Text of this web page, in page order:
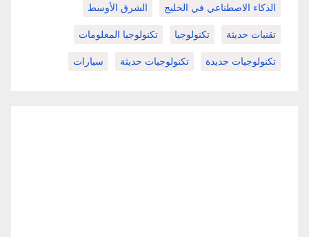
الذكاء الاصطناعي في الخليج الشرق الأوسط
تقنيات حديثة تكنولوجيا تكنولوجيا المعلومات
تكنولوجيات جديدة تكنولوجيات حديثة سيارات